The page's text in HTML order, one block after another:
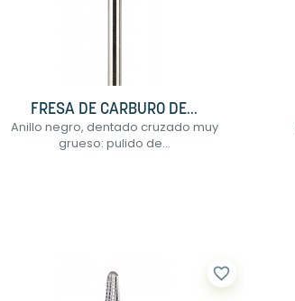
FRESA DE CARBURO DE...
Anillo negro, dentado cruzado muy
grueso: pulido de...
favorite_border